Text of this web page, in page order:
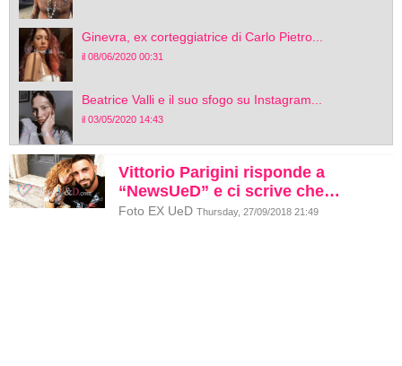
Ginevra, ex corteggiatrice di Carlo Pietro...
il 08/06/2020 00:31
Beatrice Valli e il suo sfogo su Instagram...
il 03/05/2020 14:43
Vittorio Parigini risponde a
“NewsUeD” e ci scrive che…
Foto EX UeD Thursday, 27/09/2018 21:49